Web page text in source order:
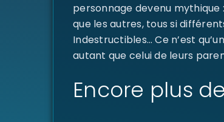
personnage devenu mythique :
que les autres, tous si
Indestructibles… Ce n’est
autant que celui de leurs
Encore plus